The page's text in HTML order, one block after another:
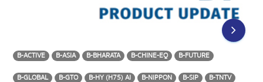
B-ACTIVE B-ASIA B-BHARATA B-CHINE-EQ
B-FUTURE
B-GLOBAL
B-GTO B-HY (H75) AI B-NIPPON B-SIP
B-TNTV